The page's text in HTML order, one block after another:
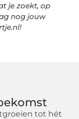
je zoekt, op
nog jouw
tot hét